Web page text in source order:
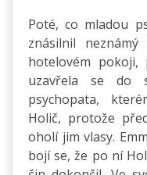
Poté, co mladou
znásilnil
hotelovém pokoji,
uzavřela se do
psychopata,
Holič, protože
oholí jim vlasy.
bojí se, že po ní